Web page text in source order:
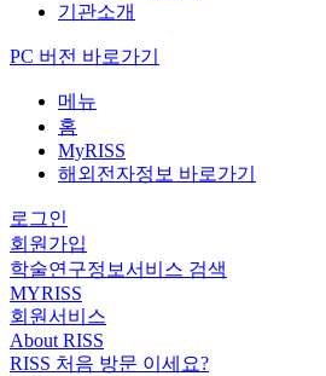
기관소개
PC 버전 바로가기
메뉴
홈
MyRISS
해외전자정보 바로가기
로그인
회원가입
학술연구정보서비스 검색
MYRISS
회원서비스
About RISS
RISS 처음 방문 이세요?